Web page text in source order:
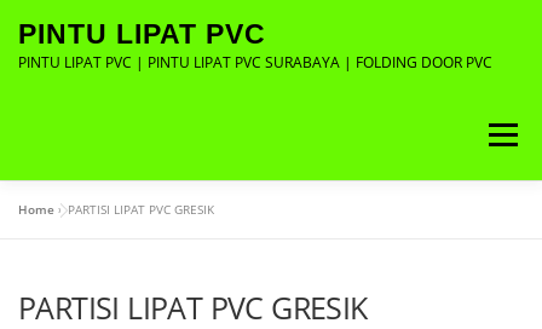
konten
PINTU LIPAT PVC
PINTU LIPAT PVC | PINTU LIPAT PVC SURABAYA | FOLDING DOOR PVC
Menu
Home »PARTISI LIPAT PVC GRESIK
PARTISI LIPAT PVC GRESIK